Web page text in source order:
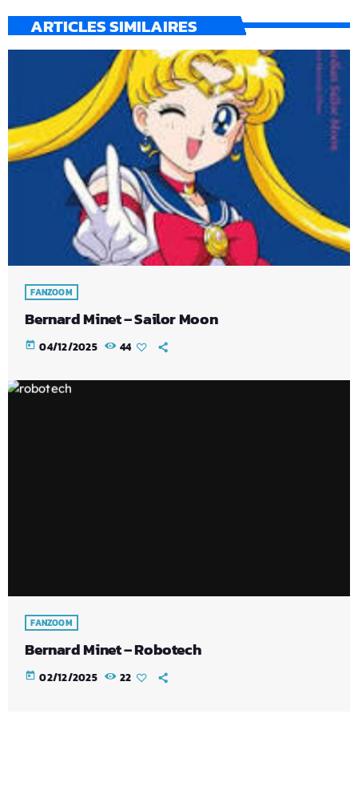
ARTICLES SIMILAIRES
FANZOOM
Bernard Minet – Sailor Moon
today 04/12/2025 44
FANZOOM
Bernard Minet – Robotech
today 02/12/2025 22